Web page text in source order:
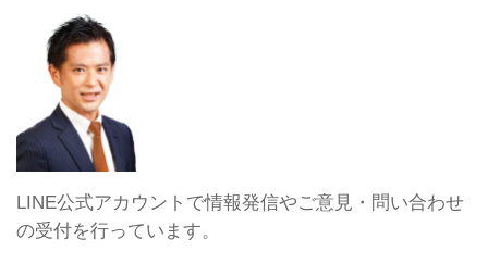
LINE公式アカウントで情報発信やご意見・問い合わせ
の受付を行っています。